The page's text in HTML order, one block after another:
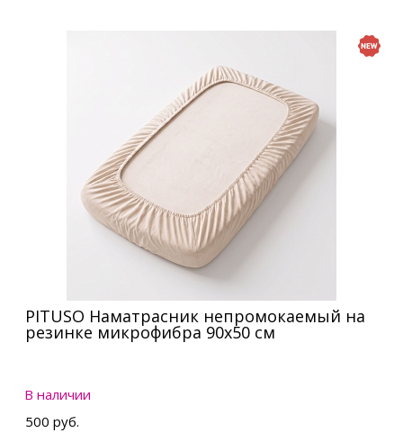
PITUSO Наматрасник непромокаемый на
резинке микрофибра 90х50 см
В наличии
500 руб.